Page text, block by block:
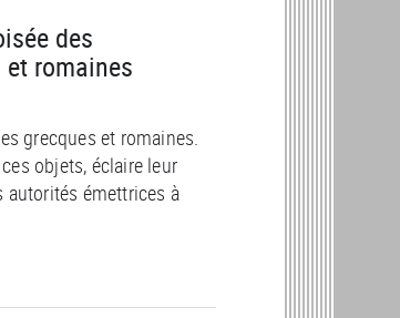
des
romaines
grecques et romaines.
objets, éclaire leur
autorités émettrices à